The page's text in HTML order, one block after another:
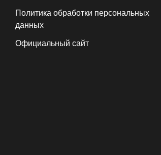
Политика обработки персональных
данных
Официальный сайт